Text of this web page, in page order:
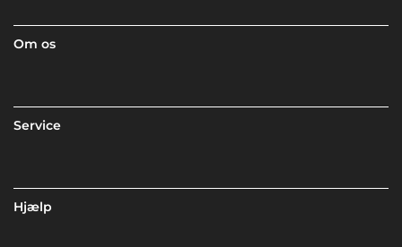
Om os
Service
Hjælp